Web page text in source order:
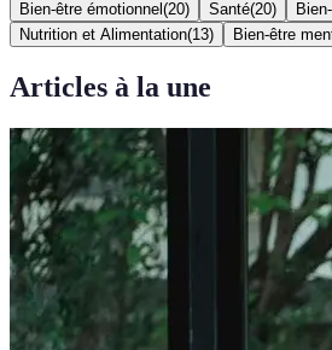
Bien-être émotionnel (20) Santé(20)
Nutrition et Alimentation(13) Bien-être
Articles à la une